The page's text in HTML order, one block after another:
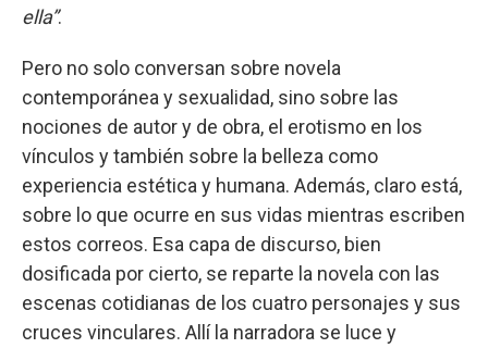
ella”.
Pero no solo conversan sobre novela
contemporánea y sexualidad, sino sobre las
nociones de autor y de obra, el erotismo en los
vínculos y también sobre la belleza como
experiencia estética y humana. Además, claro está,
sobre lo que ocurre en sus vidas mientras escriben
estos correos. Esa capa de discurso, bien
dosificada por cierto, se reparte la novela con las
escenas cotidianas de los cuatro personajes y sus
cruces vinculares. Allí la narradora se luce y